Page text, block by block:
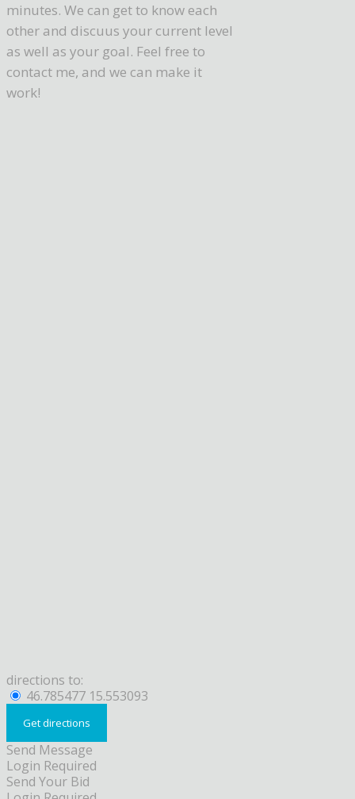
minutes. We can get to know each
other and discuus your current level
as well as your goal. Feel free to
contact me, and we can make it
work!
directions to:
46.785477 15.553093
Send Message
Login Required
Send Your Bid